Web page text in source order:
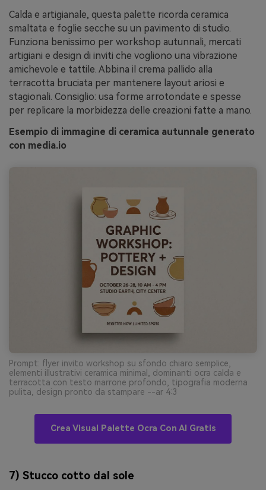
Calda e artigianale, questa palette ricorda ceramica
smaltata e foglie secche su un pavimento di studio.
Funziona benissimo per workshop autunnali, mercati
artigiani e design di inviti che vogliono una vibrazione
amichevole e tattile. Abbina il crema pallido alla
terracotta bruciata per mantenere layout ariosi e
stagionali. Consiglio: usa forme arrotondate e spesse
per replicare la morbidezza delle creazioni fatte a mano.
Esempio di immagine di ceramica autunnale generato
con media.io
Prompt: flyer invito workshop su sfondo chiaro semplice,
elementi illustrativi ceramica minimal, dominanti ocra calda e
terracotta con testo marrone profondo, tipografia moderna
pulita, design pronto da stampare --ar 4:3
Crea Visual Palette Ocra Con AI Gratis
7) Stucco cotto dal sole